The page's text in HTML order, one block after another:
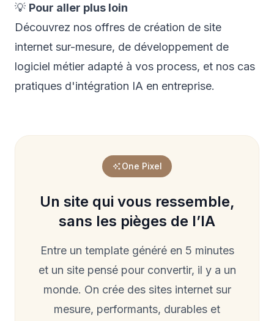
💡 Pour aller plus loin
Découvrez nos offres de création de site
internet sur-mesure, de développement de
logiciel métier adapté à vos process, et nos cas
pratiques d'intégration IA en entreprise.
One Pixel
Un site qui vous ressemble,
sans les pièges de l’IA
Entre un template généré en 5 minutes
et un site pensé pour convertir, il y a un
monde. On crée des sites internet sur
mesure, performants, durables et